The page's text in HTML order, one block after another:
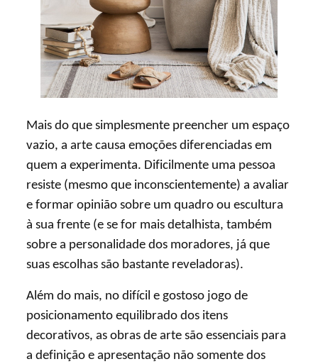
Mais do que simplesmente preencher um espaço
vazio, a arte causa emoções diferenciadas em
quem a experimenta. Dificilmente uma pessoa
resiste (mesmo que inconscientemente) a avaliar
e formar opinião sobre um quadro ou escultura
à sua frente (e se for mais detalhista, também
sobre a personalidade dos moradores, já que
suas escolhas são bastante reveladoras).
Além do mais, no difícil e gostoso jogo de
posicionamento equilibrado dos itens
decorativos, as obras de arte são essenciais para
a definição e apresentação não somente dos